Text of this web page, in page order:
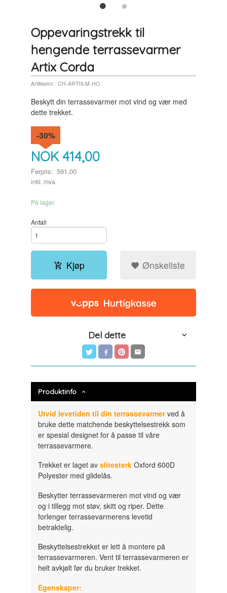
Oppevaringstrekk til
hengende terrassevarmer
Artix Corda
Artikkelnr.: CH-ARTIX-M-HO
Beskytt din terrassevarmer mot vind og vær med
dette trekket.
NOK 414,00
Førpris: 591,00
Rabatt
-30%
inkl. mva.
På lager
Antall
Kjøp Ønskeliste
Del dette
Produktinfo
Utvid levetiden til din terrassevarmerved å
bruke dette matchende beskyttelsestrekk som
er spesial designet for å passe til våre
terrassevarmere.
Trekket er laget avslitesterk Oxford 600D
Polyester med glidelås.
Beskytter terrassevarmeren mot vind og vær
og i tillegg mot støv, skitt og riper. Dette
forlenger terrassevarmerens levetid
betraktelig.
Beskyttelsestrekket er lett å montere på
terrassevarmeren. Vent til terrassevarmeren er
helt avkjølt før du bruker trekket.
Egenskaper: